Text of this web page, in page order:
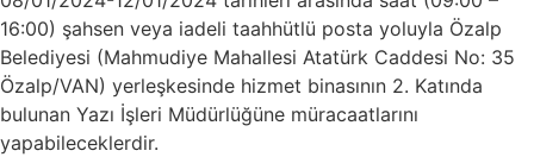
16:00) şahsen veya iadeli taahhütlü posta yoluyla Özalp
Belediyesi (Mahmudiye Mahallesi Atatürk Caddesi No: 35
Özalp/VAN) yerleşkesinde hizmet binasının 2. Katında
bulunan Yazı İşleri Müdürlüğüne müracaatlarını
yapabileceklerdir.